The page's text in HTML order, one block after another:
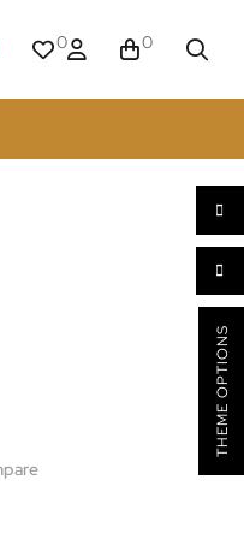
0 0
THEME OPTIONS